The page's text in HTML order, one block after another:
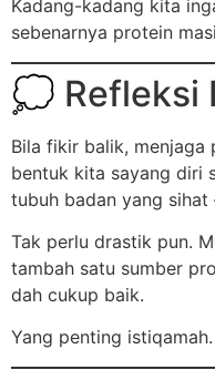
Kadang-kadang kita
sebenarnya protein
💭 Refleksi
Bila fikir balik, menjaga
bentuk kita sayang diri
tubuh badan yang
Tak perlu drastik pun.
tambah satu sumber
dah cukup baik.
Yang penting